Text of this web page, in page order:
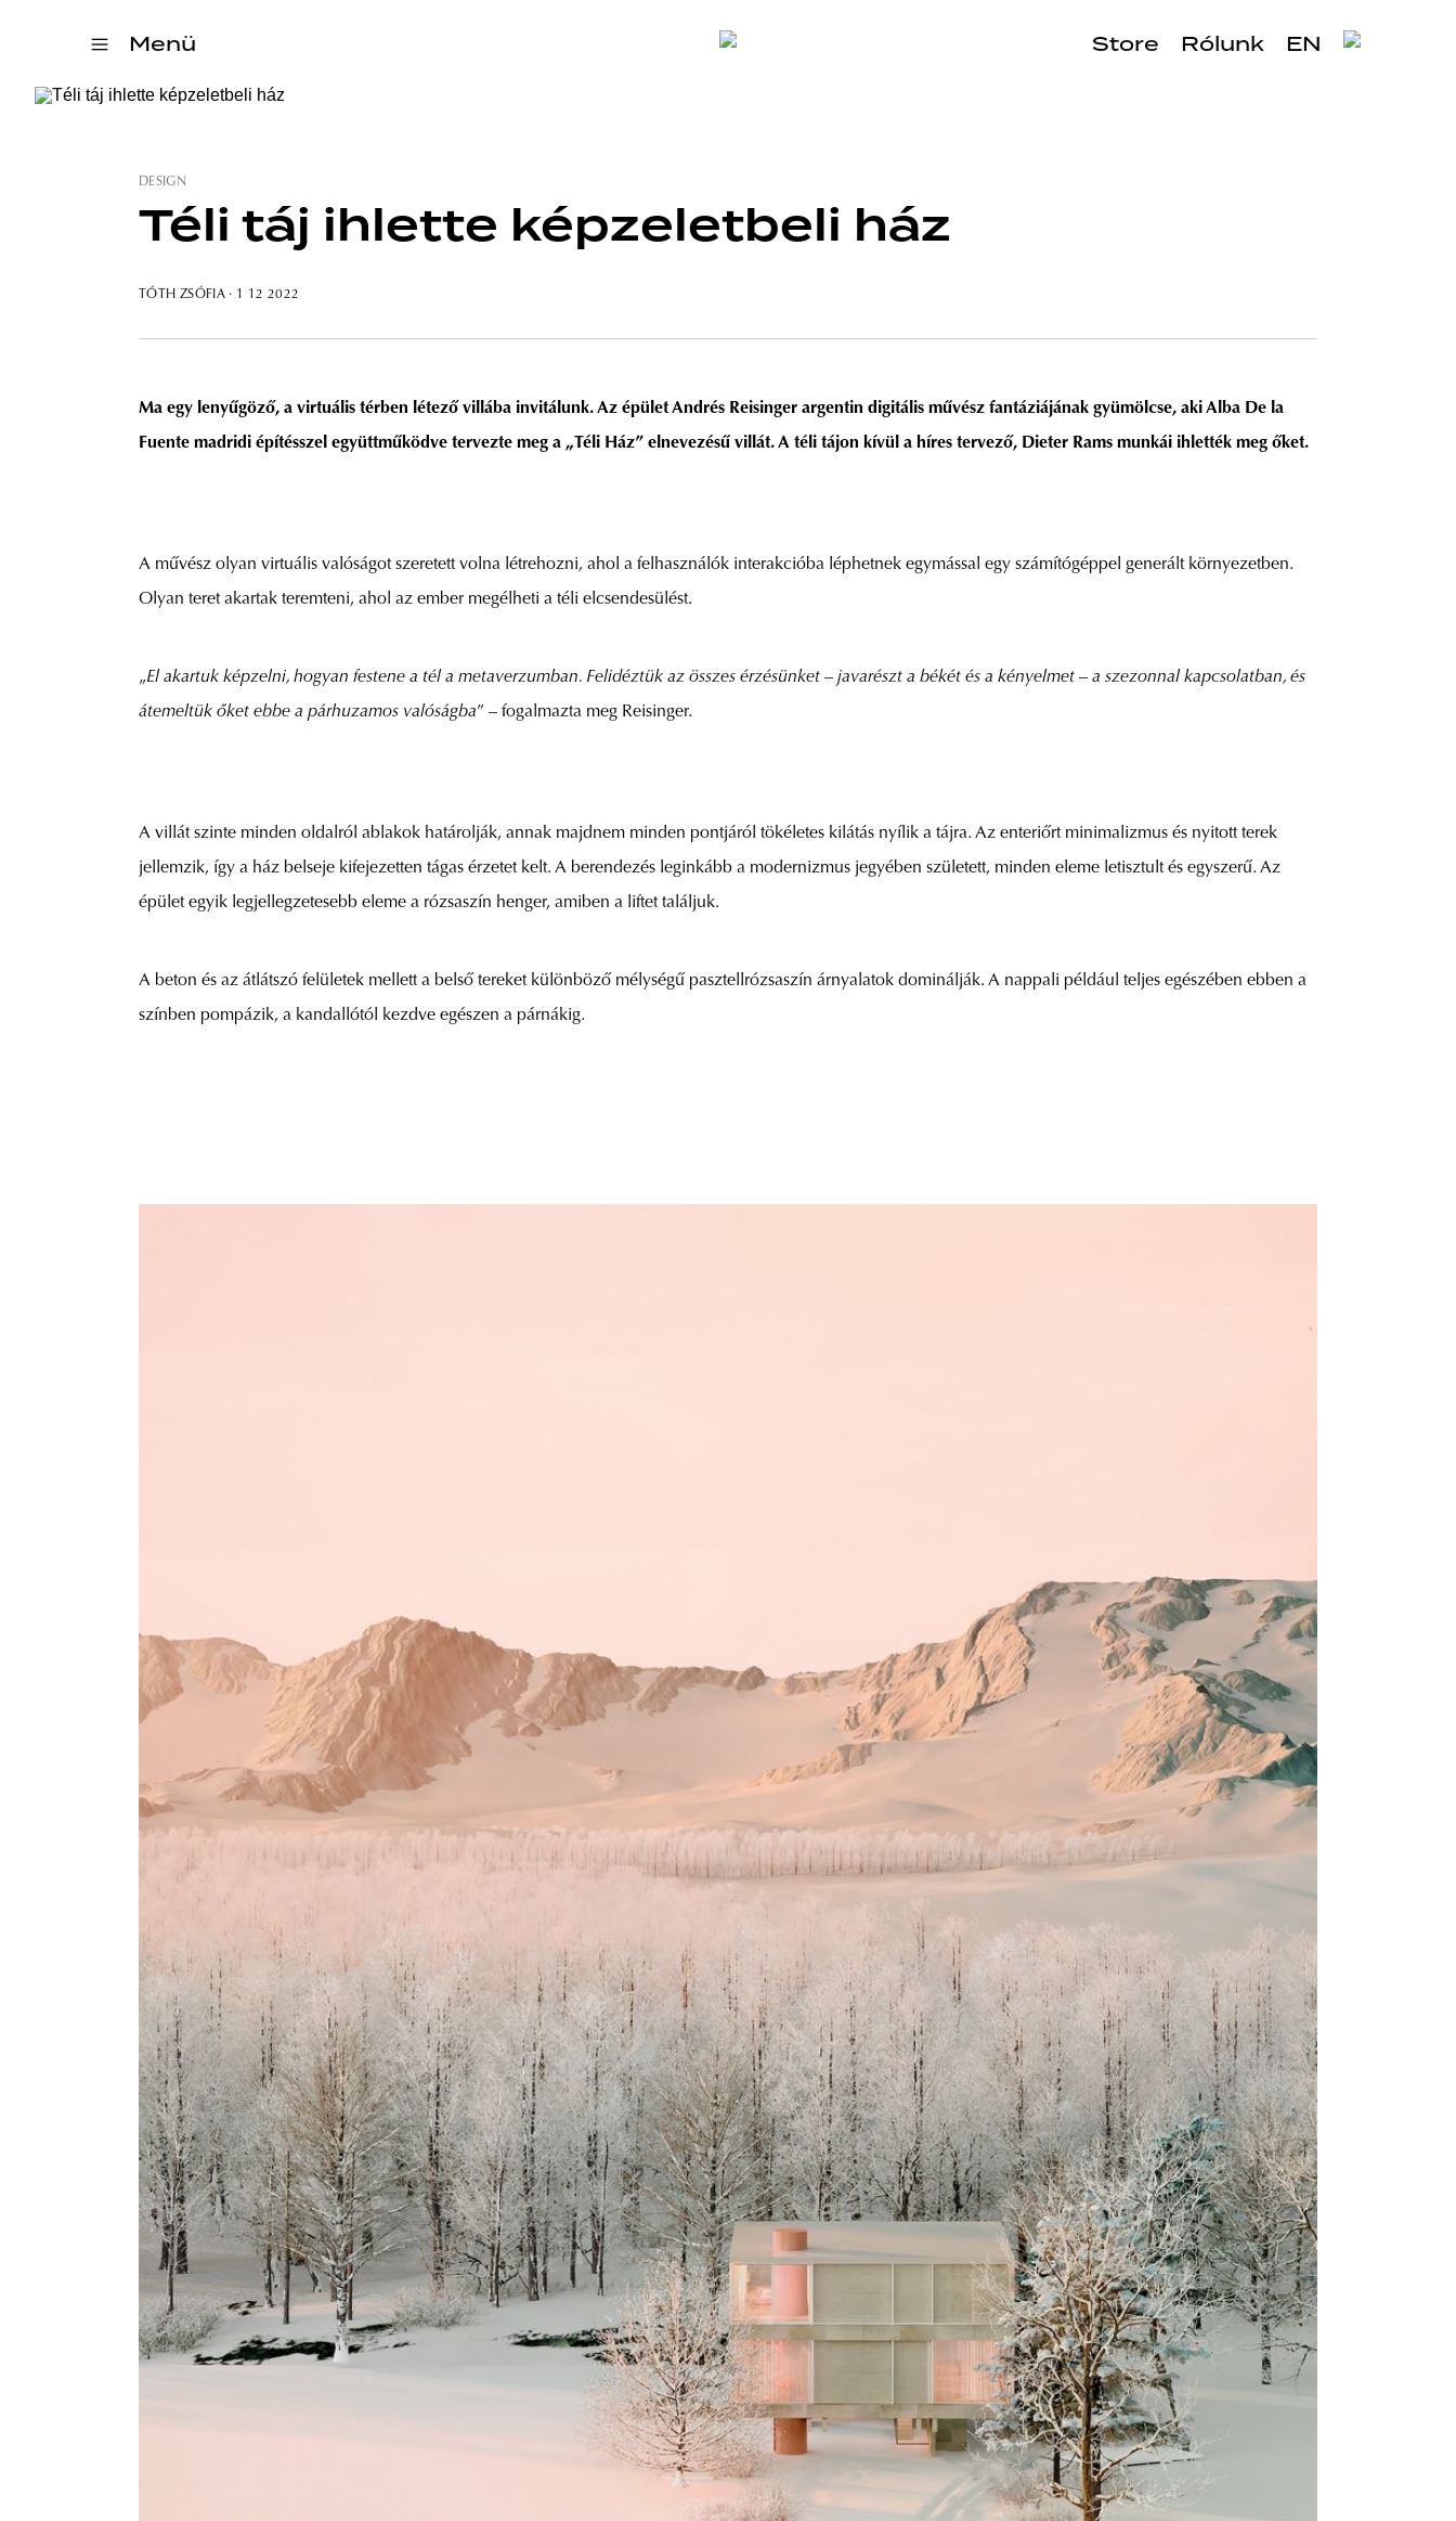
Menü Store Rólunk EN
DESIGN
Téli táj ihlette képzeletbeli ház
TÓTH ZSÓFIA· 1 12 2022
Ma egy lenyűgöző, a virtuális térben létező villába invitálunk. Az épület Andrés Reisinger argentin digitális művész fantáziájának gyümölcse, aki Alba De la
Fuente madridi építésszel együttműködve tervezte meg a „Téli Ház” elnevezésű villát. A téli tájon kívül a híres tervező, Dieter Rams munkái ihlették meg őket.
A művész olyan virtuális valóságot szeretett volna létrehozni, ahol a felhasználók interakcióba léphetnek egymással egy számítógéppel generált környezetben.
Olyan teret akartak teremteni, ahol az ember megélheti a téli elcsendesülést.
„El akartuk képzelni, hogyan festene a tél a metaverzumban. Felidéztük az összes érzésünket – javarészt a békét és a kényelmet – a szezonnal kapcsolatban, és
átemeltük őket ebbe a párhuzamos valóságba” – fogalmazta meg Reisinger.
A villát szinte minden oldalról ablakok határolják, annak majdnem minden pontjáról tökéletes kilátás nyílik a tájra. Az enteriőrt minimalizmus és nyitott terek
jellemzik, így a ház belseje kifejezetten tágas érzetet kelt. A berendezés leginkább a modernizmus jegyében született, minden eleme letisztult és egyszerű. Az
épület egyik legjellegzetesebb eleme a rózsaszín henger, amiben a liftet találjuk.
A beton és az átlátszó felületek mellett a belső tereket különböző mélységű pasztellrózsaszín árnyalatok dominálják. A nappali például teljes egészében ebben a
színben pompázik, a kandallótól kezdve egészen a párnákig.